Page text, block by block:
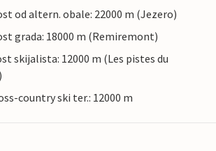
od altern. obale: 22000 m (Jezero)
grada: 18000 m (Remiremont)
skijalista: 12000 m (Les pistes du
country ski ter.: 12000 m